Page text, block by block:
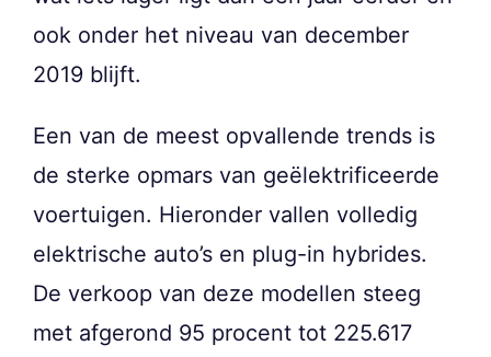
ook onder het niveau van december
2019 blijft.
Een van de meest opvallende trends is
de sterke opmars van geëlektrificeerde
voertuigen. Hieronder vallen volledig
elektrische auto’s en plug-in hybrides.
De verkoop van deze modellen steeg
met afgerond 95 procent tot 225.617